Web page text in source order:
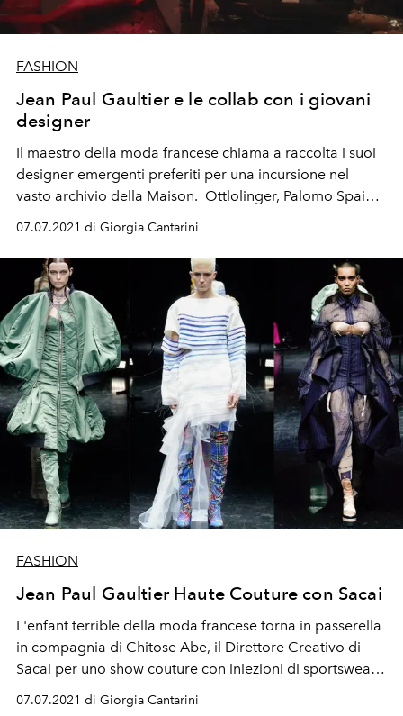
FASHION
Jean Paul Gaultier e le collab con i giovani
designer
Il maestro della moda francese chiama a raccolta i suoi
designer emergenti preferiti per una incursione nel
vasto archivio della Maison. Ottlolinger, Palomo Spain,
Marvin M'Toumo, Alan Crocetti e Lecourt Mansion
disegnano gli outfit "reboot" di "Les Marins".
Protagonista: Bella Hadid in versione sirenetta
07.07.2021 di Giorgia Cantarini
FASHION
Jean Paul Gaultier Haute Couture con Sacai
L'enfant terrible della moda francese torna in passerella
in compagnia di Chitose Abe, il Direttore Creativo di
Sacai per uno show couture con iniezioni di sportswear,
punk e il best of della tipica irriverenza firmata Gaultier
07.07.2021 di Giorgia Cantarini